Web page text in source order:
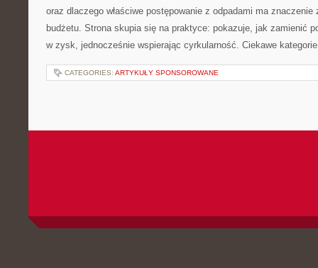
oraz dlaczego właściwe postępowanie z odpadami ma
budżetu. Strona skupia się na praktyce: pokazuje, jak zamienić
w zysk, jednocześnie wspierając cyrkularność. Ciekawe
CATEGORIES: ARTYKUŁY SPONSOROWANE